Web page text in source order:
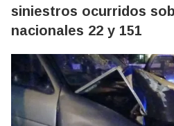
siniestros ocurridos
nacionales 22 y 151